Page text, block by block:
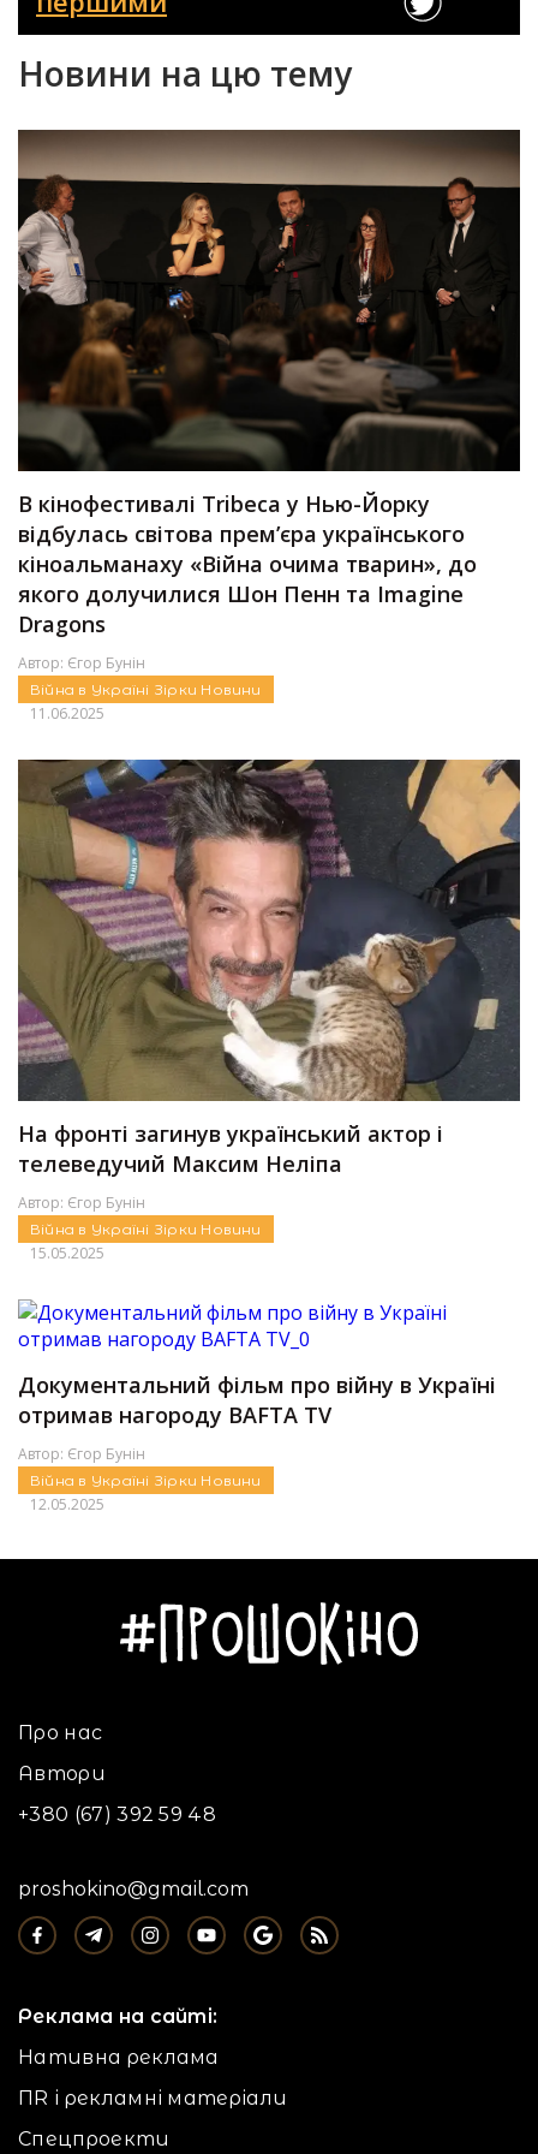
Новини на цю тему
В кінофестивалі Tribeca у Нью-Йорку
відбулась світова прем’єра українського
кіноальманаху «Війна очима тварин», до
якого долучилися Шон Пенн та Imagine
Dragons
Автор: Єгор Бунін
Війна в Україні Зірки Новини
11.06.2025
На фронті загинув український актор і
телеведучий Максим Неліпа
Автор: Єгор Бунін
Війна в Україні Зірки Новини
15.05.2025
Документальний фільм про війну в Україні
отримав нагороду BAFTA TV
Автор: Єгор Бунін
Війна в Україні Зірки Новини
12.05.2025
Про нас
Автори
+380 (67) 392 59 48
proshokino@gmail.com
Реклама на сайті:
Нативна реклама
ПR і рекламні матеріали
Спецпроекти